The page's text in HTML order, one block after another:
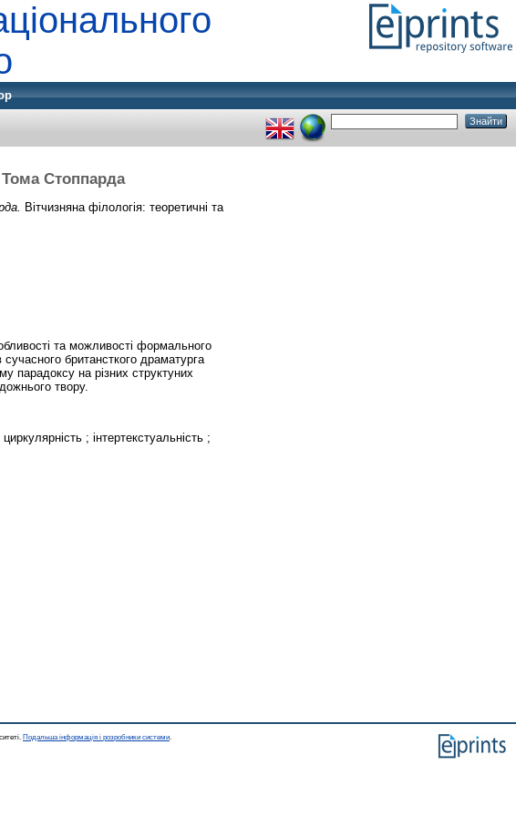
Тома Стоппарда
Вітчизняна філологія: теоретичні та
та можливості формального
британсткого драматурга
парадоксу на різних структуних
твору.
; інтертекстуальність ;
Подальша інформація і розробники системи